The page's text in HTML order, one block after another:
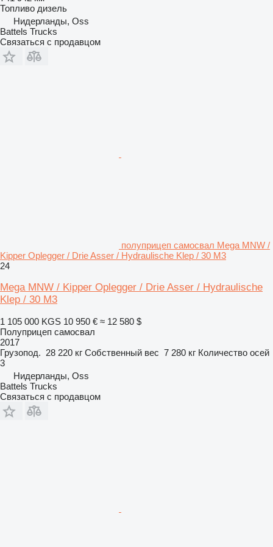
Топливо дизель
Нидерланды, Oss
Battels Trucks
Связаться с продавцом
полуприцеп самосвал Mega MNW /
Kipper Oplegger / Drie Asser / Hydraulische Klep / 30 M3
24
Mega MNW / Kipper Oplegger / Drie Asser / Hydraulische
Klep / 30 M3
1 105 000 KGS 10 950 € ≈ 12 580 $
Полуприцеп самосвал
2017
Грузопод. 28 220 кг Собственный вес 7 280 кг Количество осей
3
Нидерланды, Oss
Battels Trucks
Связаться с продавцом